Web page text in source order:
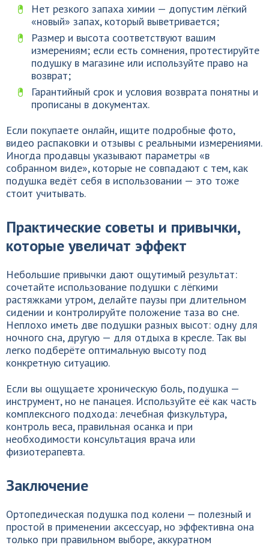
Нет резкого запаха химии — допустим лёгкий
«новый» запах, который выветривается;
Размер и высота соответствуют вашим
измерениям; если есть сомнения, протестируйте
подушку в магазине или используйте право на
возврат;
Гарантийный срок и условия возврата понятны и
прописаны в документах.
Если покупаете онлайн, ищите подробные фото,
видео распаковки и отзывы с реальными измерениями.
Иногда продавцы указывают параметры «в
собранном виде», которые не совпадают с тем, как
подушка ведёт себя в использовании — это тоже
стоит учитывать.
Практические советы и привычки,
которые увеличат эффект
Небольшие привычки дают ощутимый результат:
сочетайте использование подушки с лёгкими
растяжками утром, делайте паузы при длительном
сидении и контролируйте положение таза во сне.
Неплохо иметь две подушки разных высот: одну для
ночного сна, другую — для отдыха в кресле. Так вы
легко подберёте оптимальную высоту под
конкретную ситуацию.
Если вы ощущаете хроническую боль, подушка —
инструмент, но не панацея. Используйте её как часть
комплексного подхода: лечебная физкультура,
контроль веса, правильная осанка и при
необходимости консультация врача или
физиотерапевта.
Заключение
Ортопедическая подушка под колени — полезный и
простой в применении аксессуар, но эффективна она
только при правильном выборе, аккуратном